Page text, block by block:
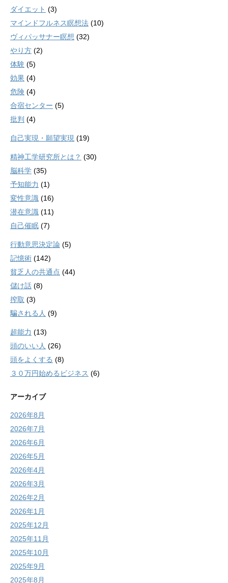
ダイエット (3)
マインドフルネス瞑想法 (10)
ヴィパッサナー瞑想 (32)
やり方 (2)
体験 (5)
効果 (4)
危険 (4)
合宿センター (5)
批判 (4)
自己実現・願望実現 (19)
精神工学研究所とは？ (30)
脳科学 (35)
予知能力 (1)
変性意識 (16)
潜在意識 (11)
自己催眠 (7)
行動意思決定論 (5)
記憶術 (142)
貧乏人の共通点 (44)
儲け話 (8)
搾取 (3)
騙される人 (9)
超能力 (13)
頭のいい人 (26)
頭をよくする (8)
３０万円始めるビジネス (6)
アーカイブ
2026年8月
2026年7月
2026年6月
2026年5月
2026年4月
2026年3月
2026年2月
2026年1月
2025年12月
2025年11月
2025年10月
2025年9月
2025年8月